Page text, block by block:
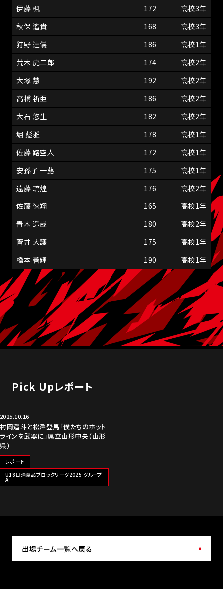
伊藤 楓
172
高校3年
秋保 遙貴
168
高校3年
狩野 達儀
186
高校1年
荒木 虎二郎
174
高校2年
大塚 慧
192
高校2年
高橋 祈亜
186
高校2年
大石 悠生
182
高校2年
堀 彪雅
178
高校1年
佐藤 路空人
172
高校1年
安孫子 一蕗
175
高校1年
遠藤 琉煌
176
高校2年
佐藤 徠翔
165
高校1年
青木 遥哉
180
高校2年
菅井 大護
175
高校1年
橋本 善輝
190 高校1年
Pick Upレポート
2025.10.16
村岡遥斗と松澤登馬「僕たちのホット
ラインを武器に」県立山形中央（山形
県）
レポート
U18日清食品ブロックリーグ2025 グループ
A
出場チーム一覧へ戻る